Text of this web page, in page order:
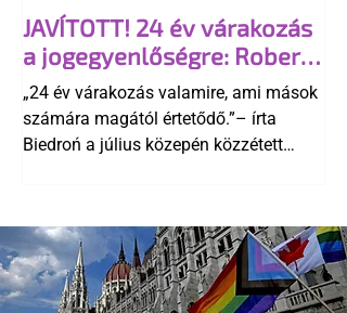
elismerését. Közben az ellenzéken belül
is vita robbant ki arról, hogy vissza
kellene-e vonni a kormány konzervatív
alkotmánymódosítását
JAVÍTOTT! 24 év várakozás
a jogegyenlőségre: Robert
Biedroń megindító üzenete
a lengyel bejegyzett
élettársi kapcsolatokért
„24 év várakozás valamire, ami mások
számára magától értetődő.”– írta
Biedroń a július közepén közzétett